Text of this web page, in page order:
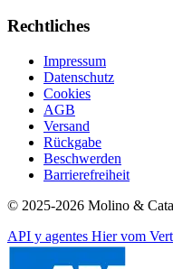
Rechtliches
Impressum
Datenschutz
Cookies
AGB
Versand
Rückgabe
Beschwerden
Barrierefreiheit
© 2025-2026 Molino &
API y agentes Hier vom